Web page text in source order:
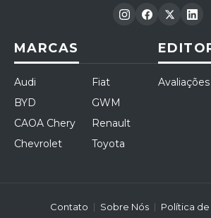
MARCAS
Audi
BYD
CAOA Chery
Chevrolet
Fiat
GWM
Renault
Toyota
Avaliações
Contato Sobre Nós Política